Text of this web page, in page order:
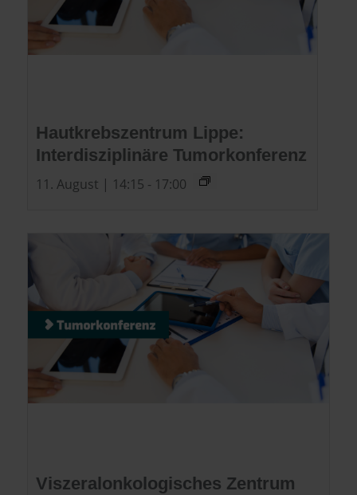
Hautkrebszentrum Lippe:
Interdisziplinäre Tumorkonferenz
11. August | 14:15 - 17:00
Viszeralonkologisches Zentrum